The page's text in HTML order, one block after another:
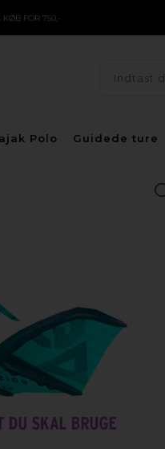
KØB FOR 750,-
Polo Guidede ture